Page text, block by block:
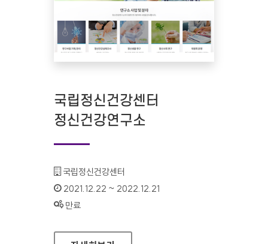
국립정신건강센터
정신건강연구소
기관명 :
국립정신건강센터
인증기간 :
2021.12.22 ~ 2022.12.21
상태 :
만료